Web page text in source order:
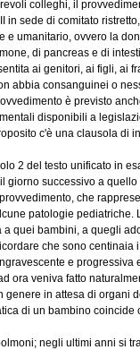
colleghi, il
sede di comitato
umanitario, ovvero la
di pancreas e di
ai genitori, ai figli, ai
abbia consanguinei o
è previsto
disponibili a
c'è una clausola di
2 del testo unificato in
giorno successivo a
che
patologie pediatriche.
quei bambini, a quegli
che sono centinaia
e progressiva
ora veniva fatto
in attesa di organi
di un bambino
negli ultimi anni si